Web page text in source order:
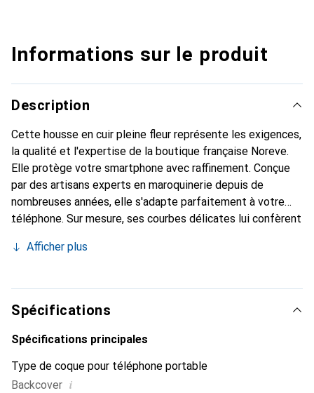
Informations sur le produit
Description
Cette housse en cuir pleine fleur représente les exigences,
la qualité et l'expertise de la boutique française Noreve.
Elle protège votre smartphone avec raffinement. Conçue
par des artisans experts en maroquinerie depuis de
nombreuses années, elle s'adapte parfaitement à votre
téléphone. Sur mesure, ses courbes délicates lui confèrent
chic et essentiel pour votre smartphone. Reconnaître
marque Noreve est un choix sûr pour une clientèle
exigeante.
Afficher plus
Spécifications
Spécifications principales
Type de coque pour téléphone portable
Backcover i